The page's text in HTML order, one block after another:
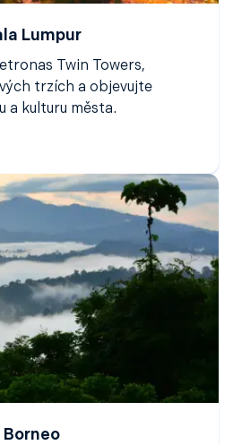
Lumpur
Twin Towers,
trzích a objevujte
a kulturu města.